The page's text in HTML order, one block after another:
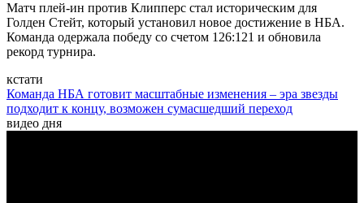
Матч плей-ин против Клипперс стал историческим для
Голден Стейт, который установил новое достижение в НБА.
Команда одержала победу со счетом 126:121 и обновила
рекорд турнира.
кстати
Команда НБА готовит масштабные изменения – эра звезды
подходит к концу, возможен сумасшедший переход
видео дня